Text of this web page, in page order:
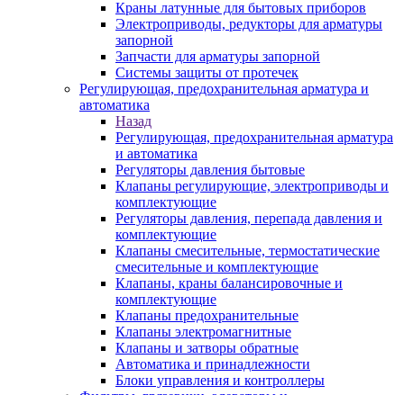
Краны латунные для бытовых приборов
Электроприводы, редукторы для арматуры
запорной
Запчасти для арматуры запорной
Системы защиты от протечек
Регулирующая, предохранительная арматура и
автоматика
Назад
Регулирующая, предохранительная арматура
и автоматика
Регуляторы давления бытовые
Клапаны регулирующие, электроприводы и
комплектующие
Регуляторы давления, перепада давления и
комплектующие
Клапаны смесительные, термостатические
смесительные и комплектующие
Клапаны, краны балансировочные и
комплектующие
Клапаны предохранительные
Клапаны электромагнитные
Клапаны и затворы обратные
Автоматика и принадлежности
Блоки управления и контроллеры